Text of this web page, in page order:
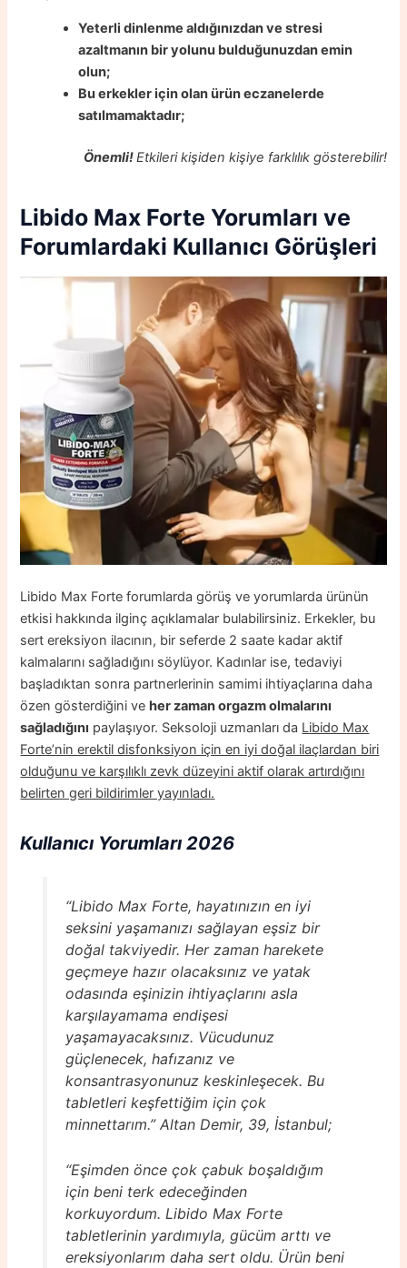
Yeterli dinlenme aldığınızdan ve stresi
azaltmanın bir yolunu bulduğunuzdan emin
olun;
Bu erkekler için olan ürün eczanelerde
satılmamaktadır;
Önemli!Etkileri kişiden kişiye farklılık gösterebilir!
Libido Max ForteYorumları ve
Forumlardaki Kullanıcı Görüşleri
Libido Max Forte forumlarda görüş ve yorumlarda ürünün
etkisi hakkında ilginç açıklamalar bulabilirsiniz. Erkekler, bu
sert ereksiyon ilacının, bir seferde 2 saate kadar aktif
kalmalarını sağladığını söylüyor. Kadınlar ise, tedaviyi
başladıktan sonra partnerlerinin samimi ihtiyaçlarına daha
özen gösterdiğini veher zaman orgazm olmalarını
sağladığını paylaşıyor. Seksoloji uzmanları da Libido Max
Forte’nin erektil disfonksiyon için en iyi doğal ilaçlardan biri
olduğunu ve karşılıklı zevk düzeyini aktif olarak artırdığını
belirten geri bildirimler yayınladı.
Kullanıcı Yorumları 2026
“Libido Max Forte, hayatınızın en iyi
seksini yaşamanızı sağlayan eşsiz bir
doğal takviyedir. Her zaman harekete
geçmeye hazır olacaksınız ve yatak
odasında eşinizin ihtiyaçlarını asla
karşılayamama endişesi
yaşamayacaksınız. Vücudunuz
güçlenecek, hafızanız ve
konsantrasyonunuz keskinleşecek. Bu
tabletleri keşfettiğim için çok
minnettarım.” Altan Demir, 39, İstanbul;
“Eşimden önce çok çabuk boşaldığım
için beni terk edeceğinden
korkuyordum. Libido Max Forte
tabletlerinin yardımıyla, gücüm arttı ve
ereksiyonlarım daha sert oldu. Ürün beni